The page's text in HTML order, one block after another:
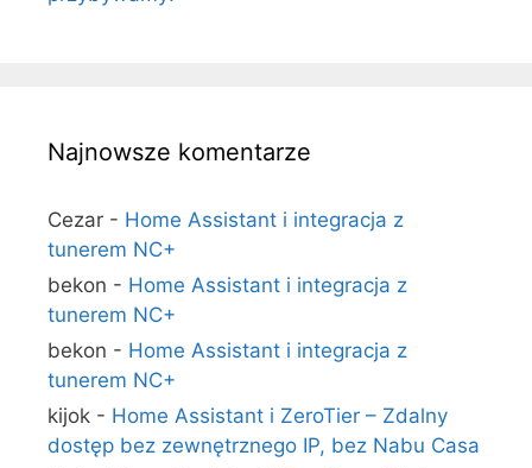
Najnowsze komentarze
Cezar - Home Assistant i integracja z
tunerem NC+
bekon - Home Assistant i integracja z
tunerem NC+
bekon - Home Assistant i integracja z
tunerem NC+
kijok - Home Assistant i ZeroTier – Zdalny
dostęp bez zewnętrznego IP, bez Nabu Casa